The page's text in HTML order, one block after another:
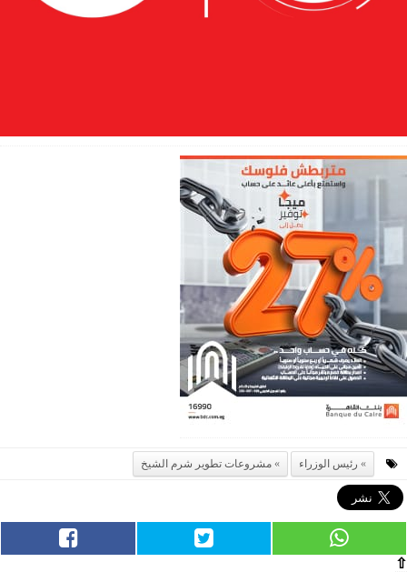
رئيس الوزراء مشروعات تطوير شرم الشيخ
⇧